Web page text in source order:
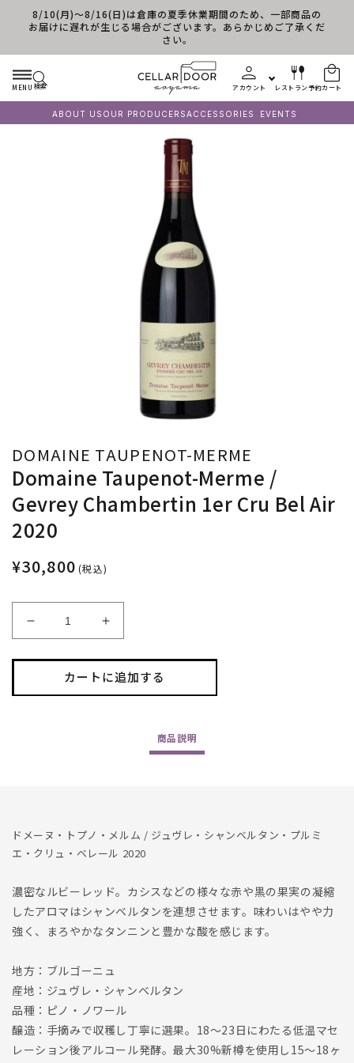
コンテンツに進む
8/10(月)～8/16(日)は倉庫の夏季休業期間のため、一部商品の
お届けに遅れが生じる場合がございます。あらかじめご了承くだ
さい。
MENU 検索 アカウント レストラン予約カート
ABOUT US OUR PRODUCERSACCESSORIES EVENTS
DOMAINE TAUPENOT-MERME
Domaine Taupenot-Merme /
Gevrey Chambertin 1er Cru Bel Air
2020
¥30,800 (税込)
Domaine
Taupenot-
Merme
Gevrey
数
量
減
ら
す
Domaine
Taupenot-
Merme
/
Gevrey
数
量
増
や
す
カートに追加する
商品説明
ドメーヌ・トプノ・メルム / ジュヴレ・シャンベルタン・プルミ
エ・クリュ・ベレール 2020
濃密なルビーレッド。カシスなどの様々な赤や黒の果実の凝縮
したアロマはシャンベルタンを連想させます。味わいはやや力
強く、まろやかなタンニンと豊かな酸を感じます。
地方：ブルゴーニュ
産地：ジュヴレ・シャンベルタン
品種：ピノ・ノワール
醸造：手摘みで収穫し丁寧に選果。18～23日にわたる低温マセ
レーション後アルコール発酵。最大30%新樽を使用し15～18ヶ